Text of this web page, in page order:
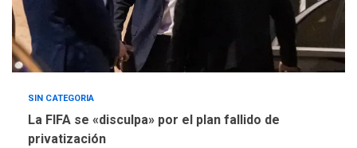
SIN CATEGORIA
La FIFA se «disculpa» por el plan fallido de
privatización